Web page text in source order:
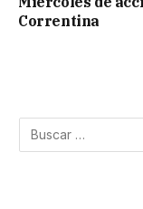
Correntina